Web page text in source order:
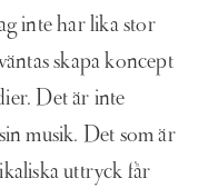
inte har lika stor
skapa koncept
Det är inte
musik. Det som är
uttryck får